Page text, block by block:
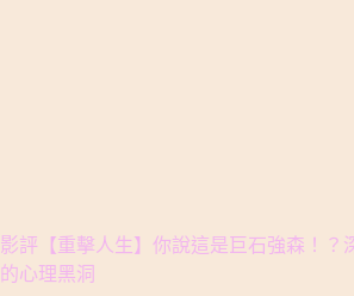
影評【重擊人生】你說這是巨石強森！？
的心理黑洞